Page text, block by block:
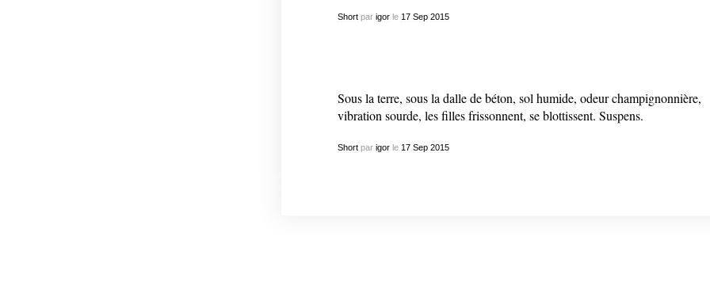
Shortpar igorle 17 Sep 2015
Sous la terre, sous la dalle de béton, sol humide, odeur champignonnière,
vibration sourde, les filles frissonnent, se blottissent. Suspens.
Shortpar igorle 17 Sep 2015